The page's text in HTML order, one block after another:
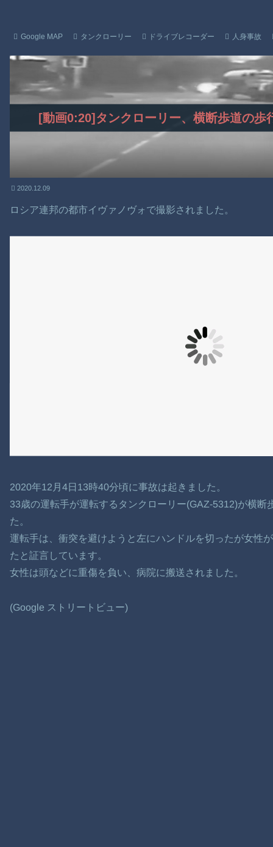
Google MAP タンクローリー ドライブレコーダー 人身事故
[動画0:20]タンクローリー、横断歩道の歩
2020.12.09
ロシア連邦の都市イヴァノヴォで撮影されました。
2020年12月4日13時40分頃に事故は起きました。
33歳の運転手が運転するタンクローリー(GAZ-5312)が横断
た。
運転手は、衝突を避けようと左にハンドルを切ったが女性
たと証言しています。
女性は頭などに重傷を負い、病院に搬送されました。
(Google ストリートビュー)